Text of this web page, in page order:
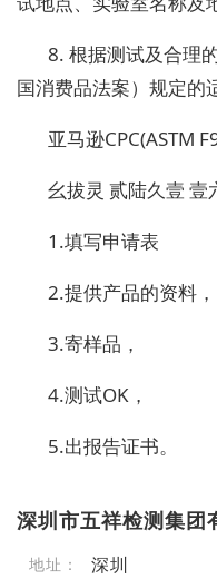
8. 根据测试及合理
国消费品法案）规定的
亚马逊CPC(ASTM
幺拔灵 贰陆久壹 壹
1.填写申请表
2.提供产品的资料，
3.寄样品，
4.测试OK，
5.出报告证书。
深圳市五祥检测集团
地址： 深圳